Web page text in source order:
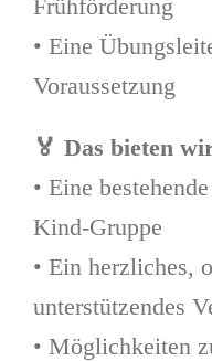
Frühförderung
• Eine
Voraussetzung
🏅 Das bieten
• Eine
Kind-Gruppe
• Ein herzliches,
unterstützendes
• Möglichkeiten